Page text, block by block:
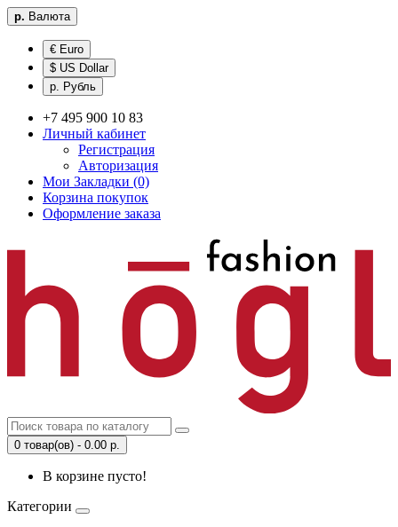
р. Валюта
€ Euro
$ US Dollar
р. Рубль
+7 495 900 10 83
Личный кабинет
Регистрация
Авторизация
Мои Закладки (0)
Корзина покупок
Оформление заказа
0 товар(ов) - 0.00 р.
В корзине пусто!
Категории